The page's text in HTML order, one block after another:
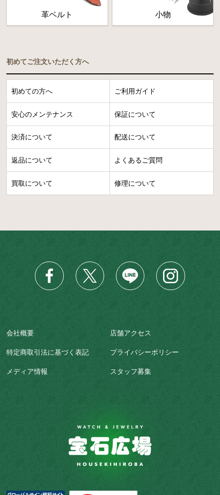
革ベルト 小物
初めてご注文いただく方へ
初めての方へ ご利用ガイド
安心のメンテナンス 保証について
決済について 配送について
返品について よくあるご質問
買取について 修理について
会社概要 店舗アクセス
特定商取引法に基づく表記 プライバシーポリシー
メディア情報 スタッフ募集